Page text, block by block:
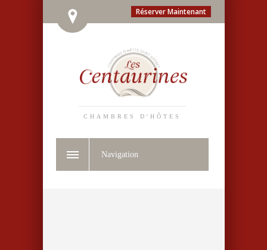
Réserver Maintenant
CHAMBRES D'HÔTES
Navigation